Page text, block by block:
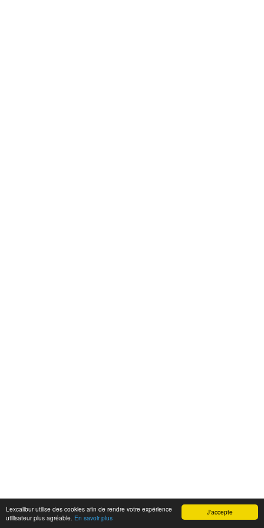
J'accepte
Lexcalibur utilise des cookies afin de rendre votre expérience
utilisateur plus agréable. En savoir plus